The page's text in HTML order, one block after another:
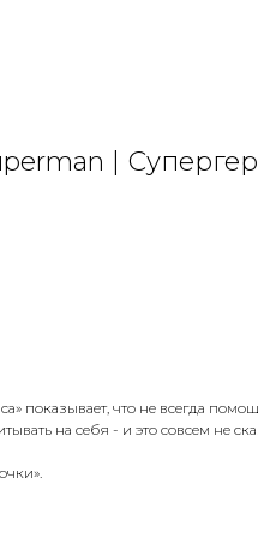
|
показывает, что не всегда
на себя - и это совсем не